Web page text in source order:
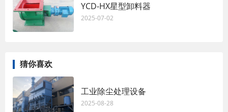
YCD-HX星型卸料器
2025-07-02
猜你喜欢
工业除尘处理设备
2025-08-28